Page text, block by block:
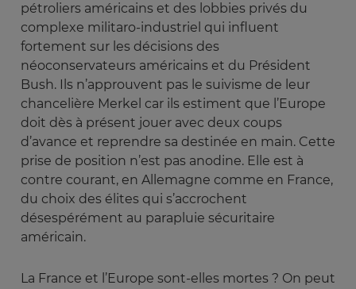
pétroliers américains et des lobbies privés du
complexe militaro-industriel qui influent
fortement sur les décisions des
néoconservateurs américains et du Président
Bush. Ils n’approuvent pas le suivisme de leur
chancelière Merkel car ils estiment que l’Europe
doit dès à présent jouer avec deux coups
d’avance et reprendre sa destinée en main. Cette
prise de position n’est pas anodine. Elle est à
contre courant, en Allemagne comme en France,
du choix des élites qui s’accrochent
désespérément au parapluie sécuritaire
américain.
La France et l’Europe sont-elles mortes ? On peut